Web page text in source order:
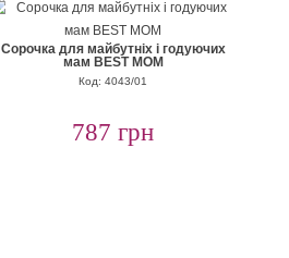
Сорочка для майбутніх і годуючих
мам BEST MOM
Код: 4043/01
787 грн